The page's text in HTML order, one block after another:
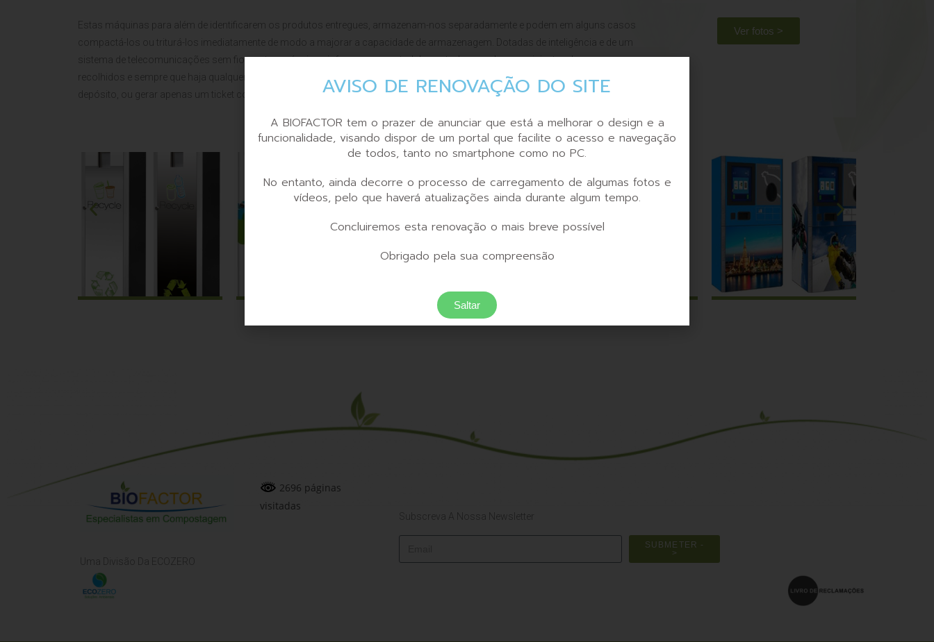
Estas máquinas para além de identificarem os produtos entregues, armazenam-nos separadamente e podem em alguns casos
compactá-los ou triturá-los imediatamente de modo a majorar a capacidade de armazenagem. Dotadas de inteligência e de um
sistema de telecomunicações sem fios, estas máquinas informam, a central de controlo quando os recipientes devem ser
recolhidos e sempre que haja qualquer anomalia, podendo também identificar o depositante e premiar ou bonificar a ação de
depósito, ou gerar apenas um ticket com um determinado valor para poder ser descontado, por exemplo, em compras.
Ver fotos >
Uma Divisão Da ECOZERO
2696 páginas
visitadas
Subscreva A Nossa Newsletter
SUBMETER -
>
AVISO DE RENOVAÇÃO DO SITE
A BIOFACTOR tem o prazer de anunciar que está a melhorar o design e a
funcionalidade, visando dispor de um portal que facilite o acesso e navegação
de todos, tanto no smartphone como no PC.
No entanto, ainda decorre o processo de carregamento de algumas fotos e
vídeos, pelo que haverá atualizações ainda durante algum tempo.
Concluiremos esta renovação o mais breve possível
Obrigado pela sua compreensão
Saltar